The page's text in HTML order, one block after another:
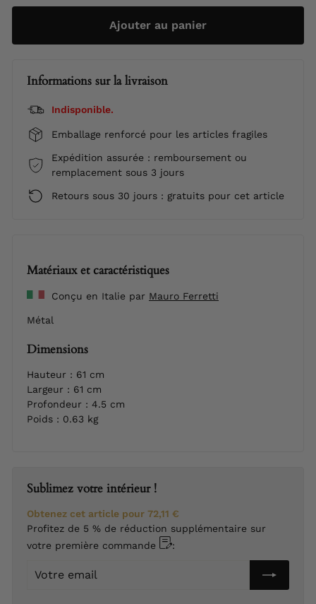
Ajouter au panier
Informations sur la livraison
Indisponible.
Emballage renforcé pour les articles fragiles
Expédition assurée : remboursement ou
remplacement sous 3 jours
Retours sous 30 jours : gratuits pour cet article
Matériaux et caractéristiques
Conçu en Italie par Mauro Ferretti
Métal
Dimensions
Hauteur : 61 cm
Largeur : 61 cm
Profondeur : 4.5 cm
Poids : 0.63 kg
Sublimez votre intérieur !
Obtenez cet article pour 72,11 €
Profitez de 5 % de réduction supplémentaire sur
votre première commande
:
Votre